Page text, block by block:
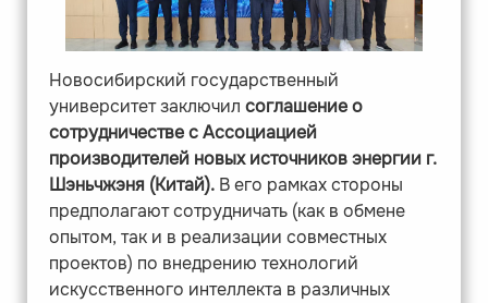
Новосибирский государственный
университет заключил соглашение о
сотрудничестве с Ассоциацией
производителей новых источников энергии г.
Шэньчжэня (Китай). В его рамках стороны
предполагают сотрудничать (как в обмене
опытом, так и в реализации совместных
проектов) по внедрению технологий
искусственного интеллекта в различных